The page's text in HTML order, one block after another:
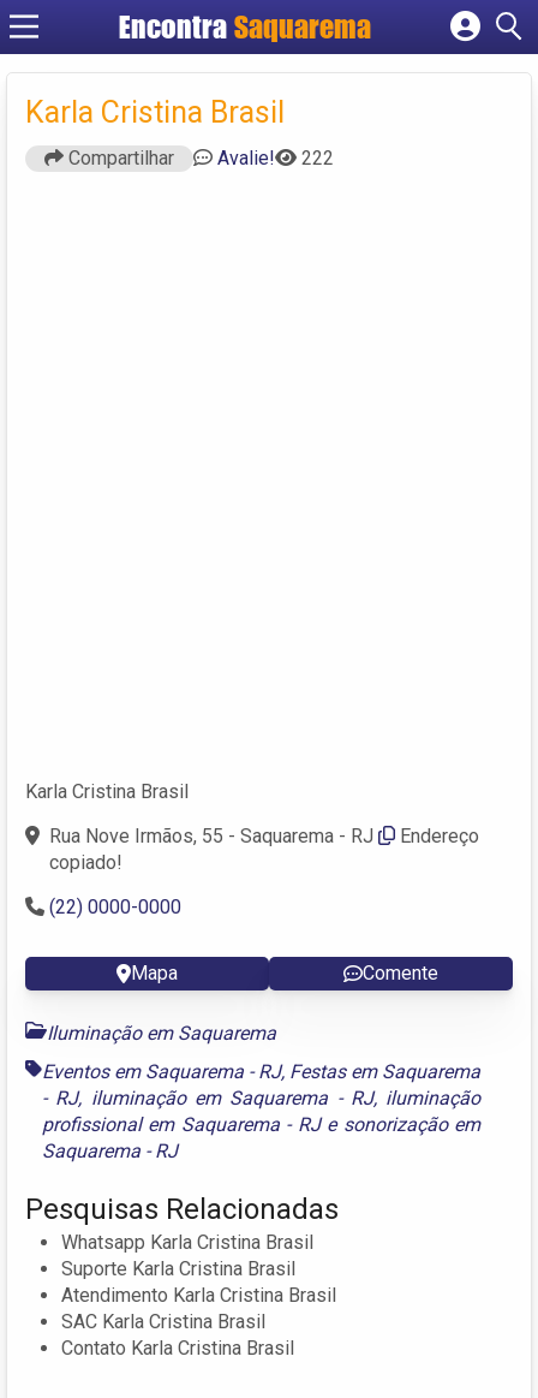
Encontra Saquarema
Cadastrar empresa
Criar conta
Karla Cristina Brasil
Compartilhar Avalie! 222
Karla Cristina Brasil
Rua Nove Irmãos, 55 - Saquarema - RJ
Endereço
copiado!
(22) 0000-0000
Mapa Comente
Iluminação em Saquarema
Eventos em Saquarema - RJ, Festas em Saquarema
- RJ, iluminação em Saquarema - RJ, iluminação
profissional em Saquarema - RJe sonorização em
Saquarema - RJ
Pesquisas Relacionadas
Whatsapp Karla Cristina Brasil
Suporte Karla Cristina Brasil
Atendimento Karla Cristina Brasil
SAC Karla Cristina Brasil
Contato Karla Cristina Brasil